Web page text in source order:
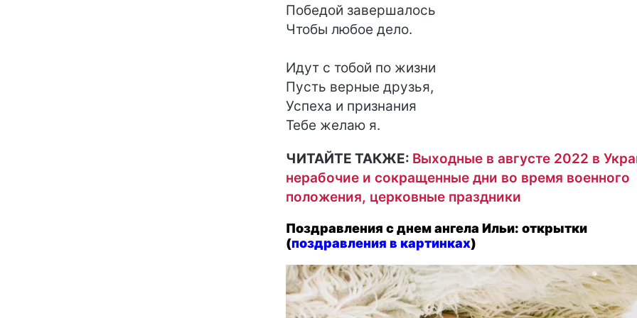
Победой завершалось
Чтобы любое дело.
Идут с тобой по жизни
Пусть верные друзья,
Успеха и признания
Тебе желаю я.
ЧИТАЙТЕ ТАКЖЕ: Выходные в августе 2022 в
нерабочие и сокращенные дни во время военного
положения, церковные праздники
Поздравления с днем ангела Ильи: открытки
(поздравления в картинках)